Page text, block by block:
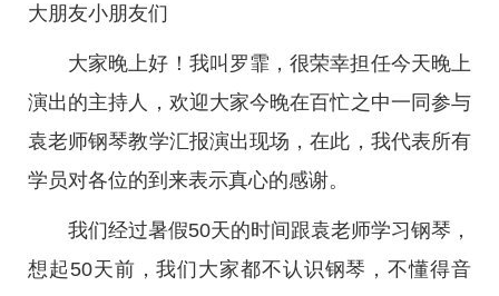
大朋友小朋友们
大家晚上好！我叫罗霏，很荣幸担任今天晚上
演出的主持人，欢迎大家今晚在百忙之中一同参与
袁老师钢琴教学汇报演出现场，在此，我代表所有
学员对各位的到来表示真心的感谢。
我们经过暑假50天的时间跟袁老师学习钢琴，
想起50天前，我们大家都不认识钢琴，不懂得音